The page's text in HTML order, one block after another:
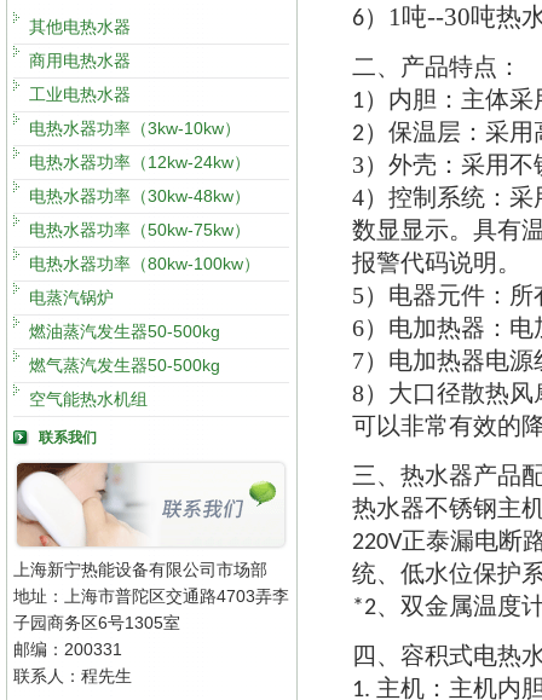
其他电热水器
商用电热水器
工业电热水器
电热水器功率（3kw-10kw）
电热水器功率（12kw-24kw）
电热水器功率（30kw-48kw）
电热水器功率（50kw-75kw）
电热水器功率（80kw-100kw）
电蒸汽锅炉
燃油蒸汽发生器50-500kg
燃气蒸汽发生器50-500kg
空气能热水机组
联系我们
上海新宁热能设备有限公司市场部
地址：上海市普陀区交通路4703弄李
子园商务区6号1305室
邮编：200331
联系人：程先生
6） 1吨--30吨热
二、 产品特点 ：
1） 内胆 ： 主体采
2） 保温层 ： 采用
3） 外壳 ： 采用不
4） 控制系统 ： 采
数显显示。 具有
报警代码说明 。
5） 电器元件 ： 所
6） 电加热器 ： 电
7） 电加热器电源
8） 大口径散热风
可以非常有效的
三 、 热水器产品
热水器不锈钢主
220V正泰漏电断
统、 低水位保护
*2、 双金属温度
四 、 容积式电热
1. 主机 ： 主机内